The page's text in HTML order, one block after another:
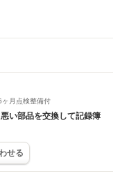
月点検整備付
い部品を交換して記録簿
せる